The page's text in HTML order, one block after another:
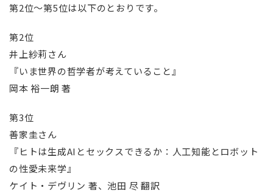
第2位～第5位は以下のとおりです。
第2位
井上紗莉さん
『いま世界の哲学者が考えていること』
岡本 裕一朗 著
第3位
善家圭さん
『ヒトは生成AIとセックスできるか：人工知能とロボット
の性愛未来学』
ケイト・デヴリン 著、池田 尽 翻訳